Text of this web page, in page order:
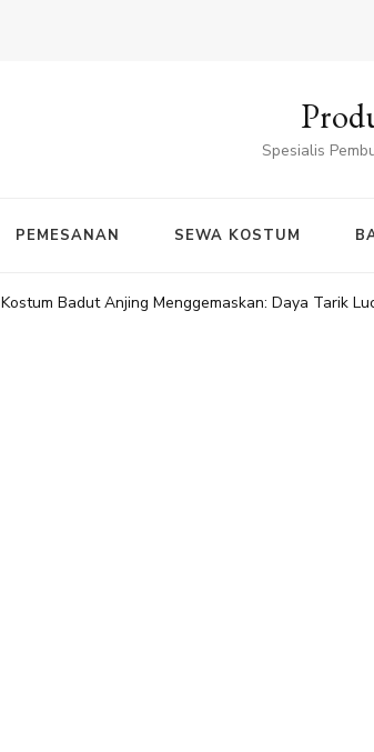
Spesialis
PEMESANAN SEWA KOSTUM
Kostum Badut Anjing Menggemaskan: Daya Tarik